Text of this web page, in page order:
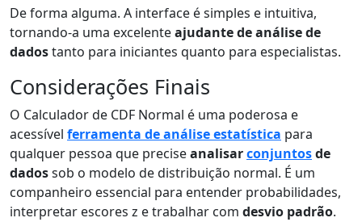
De forma alguma. A interface é simples e intuitiva,
tornando-a uma excelenteajudante de análise de
dadostanto para iniciantes quanto para especialistas.
Considerações Finais
O Calculador de CDF Normal é uma poderosa e
acessível ferramenta de análise estatística para
qualquer pessoa que preciseanalisarconjuntosde
dadossob o modelo de distribuição normal. É um
companheiro essencial para entender probabilidades,
interpretar escores z e trabalhar com desvio padrão.